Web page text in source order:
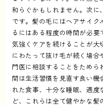
和らぐかもしれません。次
です。髪の毛にはヘアサイ
るにはある程度の時間が必
気強くケアを続けることが
にわたって抜け毛が続く場
門医に相談することをため
間は生活習慣を見直す良い
れた食事、十分な睡眠、適度
ど、これらは全て健やかな